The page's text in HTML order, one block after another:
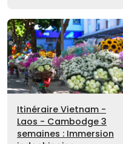
Itinéraire Vietnam -
Laos - Cambodge 3
semaines : Immersion